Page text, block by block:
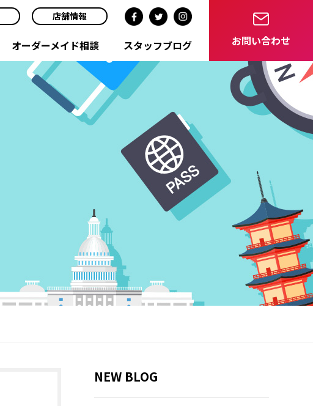
店舗情報
オーダーメイド相談 スタッフブログ お問い合わせ
NEW BLOG